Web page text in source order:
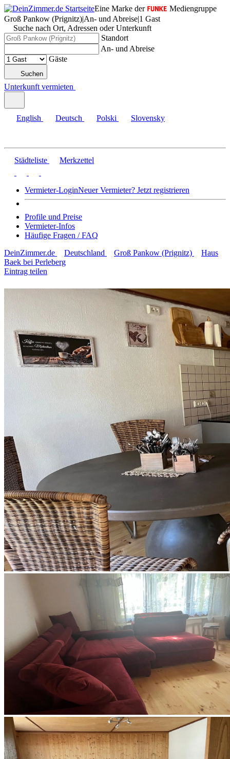
Eine Marke der
Mediengruppe
Groß Pankow (Prignitz)|An- und Abreise|1 Gast
Suche nach Ort, Adressen oder Unterkunft
Standort
An- und Abreise
Gäste
Suchen
Unterkunft vermieten
English Deutsch Polski Slovensky
Städteliste Merkzettel
Vermieter-LoginNeuer Vermieter? Jetzt registrieren
Profile und Preise
Vermieter-Infos
Häufige Fragen / FAQ
DeinZimmer.de
Deutschland Groß Pankow (Prignitz)
Haus
Baek bei Perleberg
Eintrag teilen